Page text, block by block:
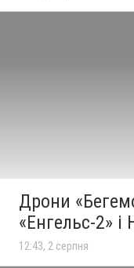
Дрони
«Енгельс-2» і
12:43, 2 серпня